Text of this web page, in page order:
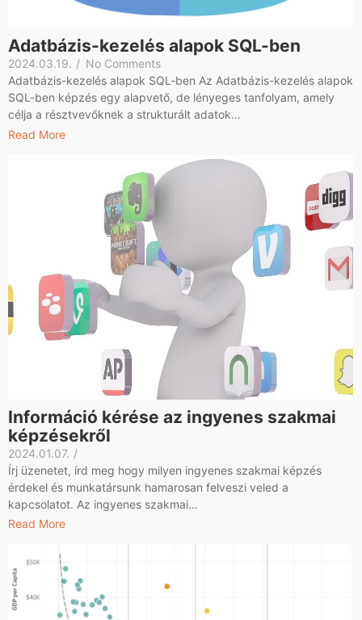
Adatbázis-kezelés alapok SQL-ben
2024.03.19. / No Comments
Adatbázis-kezelés alapok SQL-ben Az Adatbázis-kezelés alapok
SQL-ben képzés egy alapvető, de lényeges tanfolyam, amely
célja a résztvevőknek a strukturált adatok…
Read More
Információ kérése az ingyenes szakmai
képzésekről
2024.01.07. /
Írj üzenetet, írd meg hogy milyen ingyenes szakmai képzés
érdekel és munkatársunk hamarosan felveszi veled a
kapcsolatot. Az ingyenes szakmai…
Read More